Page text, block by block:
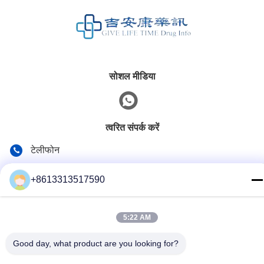
सोशल मीडिया
त्वरित संपर्क करें
टेलीफोन
RM09,BLK C,13/F,FOU WAH INDUSTRIAL WILDING,83-93
+8613313517590
5:22 AM
Good day, what product are you looking for?